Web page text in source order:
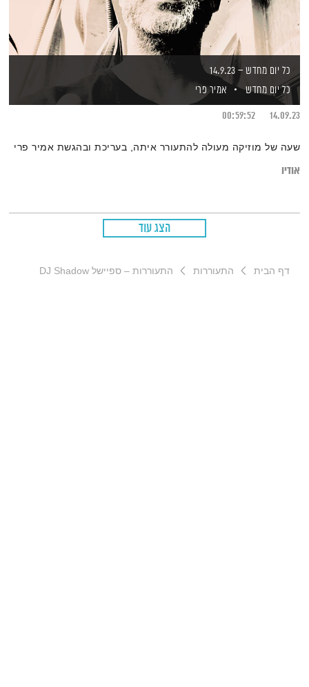
כל יום מחדש – 14.9.23
כל יום מחדש
אמיר פרי
14.09.23
00:59:52
שעה של מוזיקה מעולה להתעורר איתה, בעריכת ובהגשת אמיר פרי
אודיו
הצג עוד
דף הבית התעוררות התעוררות – ספיישל DJ Shadow